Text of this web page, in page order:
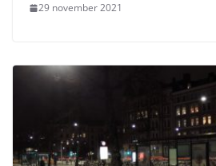
29 november 2021